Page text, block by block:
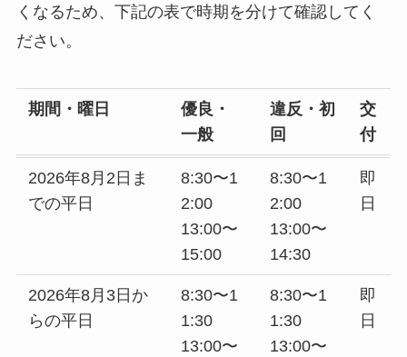
くなるため、下記の表で時期を分けて確認してく
ださい。
期間・曜日
優良・
一般
違反・初
回
交
付
2026年8月2日ま
での平日
8:30〜1
2:00
13:00〜
15:00
8:30〜1
2:00
13:00〜
14:30
即
日
2026年8月3日か
らの平日
8:30〜1
1:30
13:00〜
8:30〜1
1:30
13:00〜
即
日